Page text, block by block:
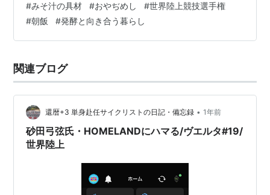
なり、日程を決めた。 個人的にも東京へ行くのはとても
久しぶりになる。 この前いつ行ったかと、ヤレた脳ミソ
で思い出してみれば、その答えは1990年。ローリングス
た。 初めて見る国立競技場。初めて観る世界陸上、とい
うか本格的な陸上大会。 飯の話か…
#みそ汁の具材 #おやぢめし #世界陸上競技選手権
#朝飯 #発酵と向き合う暮らし
関連ブログ
還暦+3 単身赴任サイクリストの日記・備忘録 • 1年前
砂田弓弦氏・HOMELANDにハマる/ヴエルタ#19/
世界陸上